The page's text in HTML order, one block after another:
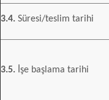
3.4. Süresi/teslim tarihi
3.5. İşe başlama tarihi